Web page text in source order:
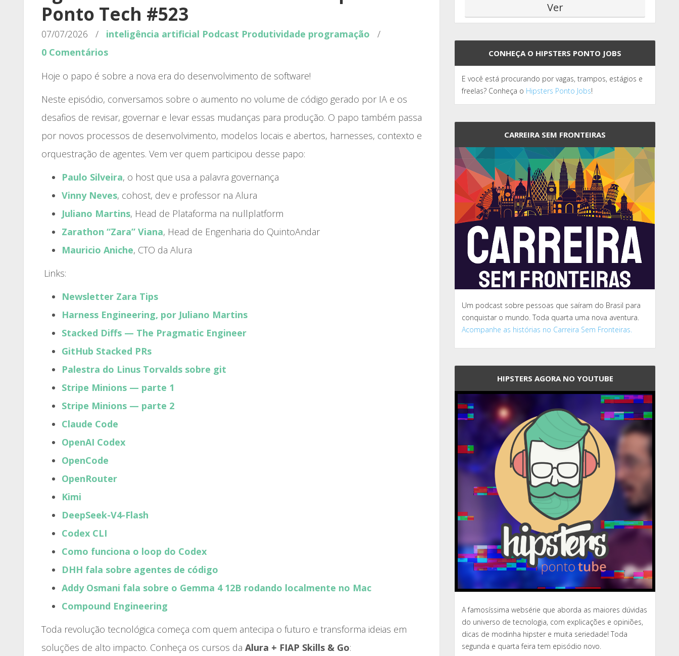
Ponto Tech #523
07/07/2026 / inteligência artificial Podcast Produtividade programação
/
0 Comentários
Hoje o papo é sobre a nova era do desenvolvimento de software!
Neste episódio, conversamos sobre o aumento no volume de código gerado por IA e os
desafios de revisar, governar e levar essas mudanças para produção. O papo também passa
por novos processos de desenvolvimento, modelos locais e abertos, harnesses, contexto e
orquestração de agentes. Vem ver quem participou desse papo:
Paulo Silveira, o host que usa a palavra governança
Vinny Neves, cohost, dev e professor na Alura
Juliano Martins, Head de Plataforma na nullplatform
Zarathon “Zara” Viana, Head de Engenharia do QuintoAndar
Mauricio Aniche, CTO da Alura
Links:
Newsletter Zara Tips
Harness Engineering, por Juliano Martins
Stacked Diffs — The Pragmatic Engineer
GitHub Stacked PRs
Palestra do Linus Torvalds sobre git
Stripe Minions — parte 1
Stripe Minions — parte 2
Claude Code
OpenAI Codex
OpenCode
OpenRouter
Kimi
DeepSeek-V4-Flash
Codex CLI
Como funciona o loop do Codex
DHH fala sobre agentes de código
Addy Osmani fala sobre o Gemma 4 12B rodando localmente no Mac
Compound Engineering
Toda revolução tecnológica começa com quem antecipa o futuro e transforma ideias em
soluções de alto impacto. Conheça os cursos da Alura + FIAP Skills & Go:
CONHEÇA O HIPSTERS PONTO JOBS
E você está procurando por vagas, trampos, estágios e
freelas? Conheça o Hipsters Ponto Jobs!
CARREIRA SEM FRONTEIRAS
Um podcast sobre pessoas que saíram do Brasil para
conquistar o mundo. Toda quarta uma nova aventura.
Acompanhe as histórias no Carreira Sem Fronteiras.
HIPSTERS AGORA NO YOUTUBE
A famosíssima websérie que aborda as maiores dúvidas
do universo de tecnologia, com explicações e opiniões,
dicas de modinha hipster e muita seriedade! Toda
segunda e quarta feira tem episódio novo.